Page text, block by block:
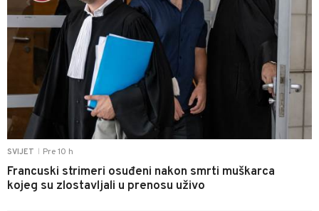
SVIJET Pre 10 h
Francuski strimeri osuđeni nakon smrti muškarca
kojeg su zlostavljali u prenosu uživo